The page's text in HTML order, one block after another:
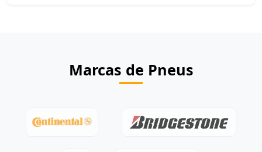
Marcas de Pneus